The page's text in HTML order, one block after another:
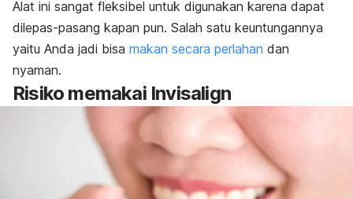
Alat ini sangat fleksibel untuk digunakan karena dapat
dilepas-pasang kapan pun. Salah satu keuntungannya
yaitu Anda jadi bisa makan secara perlahan dan
nyaman.
Risiko memakai Invisalign